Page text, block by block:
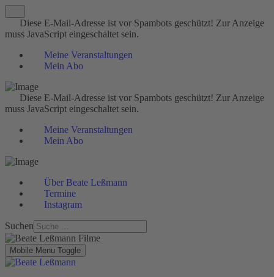
Diese E-Mail-Adresse ist vor Spambots geschützt! Zur Anzeige
muss JavaScript eingeschaltet sein.
Meine Veranstaltungen
Mein Abo
Diese E-Mail-Adresse ist vor Spambots geschützt! Zur Anzeige
muss JavaScript eingeschaltet sein.
Meine Veranstaltungen
Mein Abo
Über Beate Leßmann
Termine
Instagram
Suchen
Mobile Menu Toggle